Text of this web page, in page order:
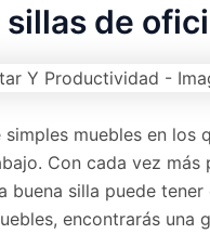
de
muebles en los
Con cada vez más
buena silla puede
encontrarás una